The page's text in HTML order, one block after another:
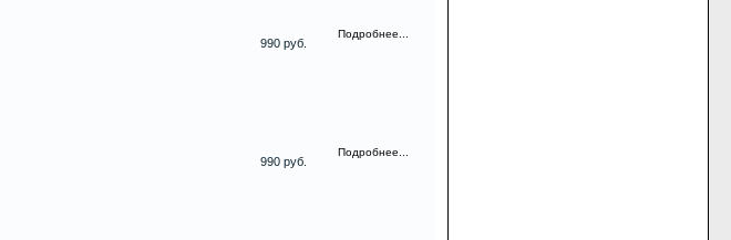
990 руб.
Подробнее...
990 руб.
Подробнее...